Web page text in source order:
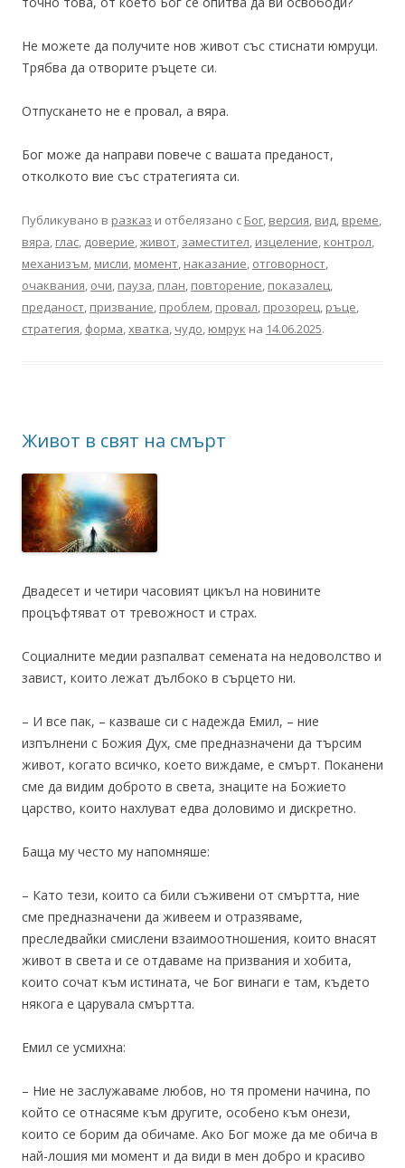
Не можете да получите нов живот със стиснати юмруци.
Трябва да отворите ръцете си.
Отпускането не е провал, а вяра.
Бог може да направи повече с вашата преданост,
отколкото вие със стратегията си.
Публикувано в разказ и отбелязано с Бог, версия, вид, време,
вяра, глас, доверие,живот, заместител, изцеление, контрол,
механизъм, мисли, момент, наказание, отговорност,
очаквания, очи, пауза, план, повторение, показалец,
преданост, призвание, проблем, провал, прозорец, ръце,
стратегия, форма,хватка, чудо, юмрук на 14.06.2025.
Живот в свят на смърт
Двадесет и четири часовият цикъл на новините
процъфтяват от тревожност и страх.
Социалните медии разпалват семената на недоволство и
завист, които лежат дълбоко в сърцето ни.
– И все пак, – казваше си с надежда Емил, – ние
изпълнени с Божия Дух, сме предназначени да търсим
живот, когато всичко, което виждаме, е смърт. Поканени
сме да видим доброто в света, знаците на Божието
царство, които нахлуват едва доловимо и дискретно.
Баща му често му напомняше:
– Като тези, които са били съживени от смъртта, ние
сме предназначени да живеем и отразяваме,
преследвайки смислени взаимоотношения, които внасят
живот в света и се отдаваме на призвания и хобита,
които сочат към истината, че Бог винаги е там, където
някога е царувала смъртта.
Емил се усмихна:
– Ние не заслужаваме любов, но тя промени начина, по
който се отнасяме към другите, особено към онези,
които се борим да обичаме. Ако Бог може да ме обича в
най-лошия ми момент и да види в мен добро и красиво